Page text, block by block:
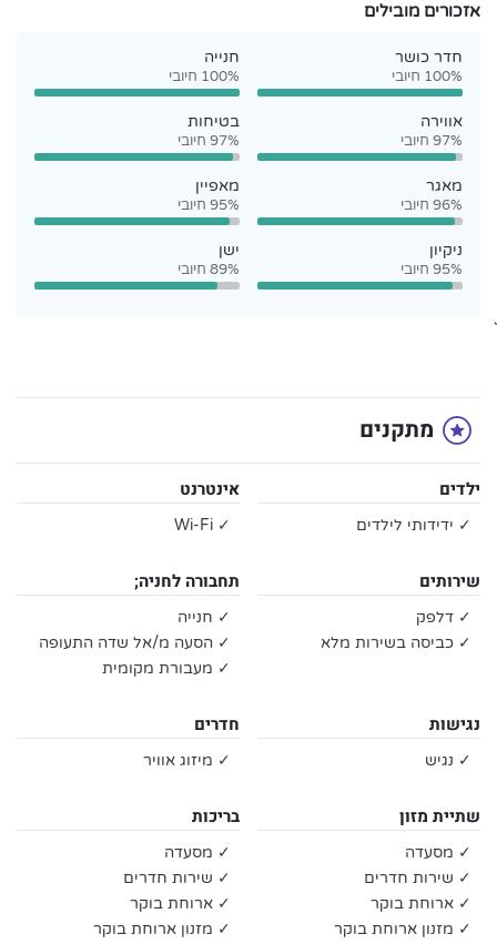
אזכורים מובילים
חדר כושר
100% חיובי
חנייה
100% חיובי
אווירה
97% חיובי
בטיחות
97% חיובי
מאגר
96% חיובי
מאפיין
95% חיובי
ניקיון
95% חיובי
ישן
89% חיובי
`
מתקנים
ילדים
✓ ידידותי לילדים
אינטרנט
✓ Wi-Fi
שירותים
✓ דלפק
✓ כביסה בשירות מלא
תחבורה לחניה;
✓ חנייה
✓ הסעה מ/אל שדה התעופה
✓ מעבורת מקומית
נגישות
✓ נגיש
חדרים
✓ מיזוג אוויר
שתיית מזון
✓ מסעדה
✓ שירות חדרים
✓ ארוחת בוקר
✓ מזנון ארוחת בוקר
בריכות
✓ מסעדה
✓ שירות חדרים
✓ ארוחת בוקר
✓ מזנון ארוחת בוקר